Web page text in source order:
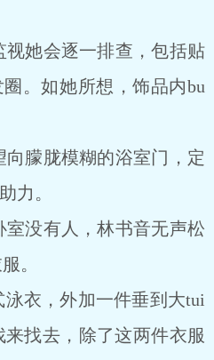
她会逐一排查，包括贴
。如她所想，饰品内bu
朦胧模糊的浴室门，定
力。
没有人，林书音无声松
。
衣，外加一件垂到大tui
找去，除了这两件衣服